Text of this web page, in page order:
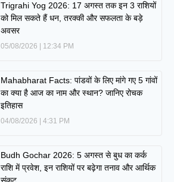
Trigrahi Yog 2026: 17 अगस्त तक इन 3 राशियों
को मिल सकते हैं धन, तरक्की और सफलता के बड़े
अवसर
05/08/2026 12:34 PM
Mahabharat Facts: पांडवों के लिए मांगे गए 5 गांवों
का क्या है आज का नाम और स्थान? जानिए रोचक
इतिहास
04/08/2026 4:31 PM
Budh Gochar 2026: 5 अगस्त से बुध का कर्क
राशि में प्रवेश, इन राशियों पर बढ़ेगा तनाव और आर्थिक